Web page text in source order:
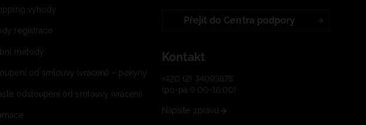
vyhody
registrace
metody
od smlouvy (vrácení) – pokyny
odstoupení od smlouvy (vrácení)
Přejít do Centra podpory
Kontakt
+420 (2) 34093878
(po-pá 9:00-16:00)
Napište zprávu